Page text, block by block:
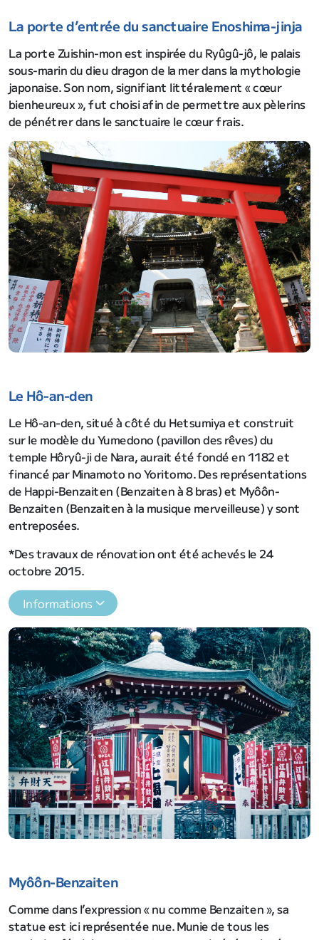
La porte d’entrée du sanctuaire Enoshima-jinja
La porte Zuishin-mon est inspirée du Ryûgû-jô, le palais
sous-marin du dieu dragon de la mer dans la mythologie
japonaise. Son nom, signifiant littéralement « cœur
bienheureux », fut choisi afin de permettre aux pèlerins
de pénétrer dans le sanctuaire le cœur frais.
Le Hô-an-den
Le Hô-an-den, situé à côté du Hetsumiya et construit
sur le modèle du Yumedono (pavillon des rêves) du
temple Hôryû-ji de Nara, aurait été fondé en 1182 et
financé par Minamoto no Yoritomo. Des représentations
de Happi-Benzaiten (Benzaiten à 8 bras) et Myôôn-
Benzaiten (Benzaiten à la musique merveilleuse) y sont
entreposées.
*Des travaux de rénovation ont été achevés le 24
octobre 2015.
Informations
Myôôn-Benzaiten
Comme dans l’expression « nu comme Benzaiten », sa
statue est ici représentée nue. Munie de tous les